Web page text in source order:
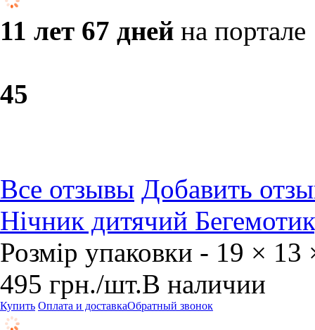
11 лет 67 дней на портале
45
Все отзывы Добавить
Нічник дитячий
Розмір упаковки - 19 × 13
495 грн./шт.В наличии
Купить Оплата и доставкаОбратный звонок